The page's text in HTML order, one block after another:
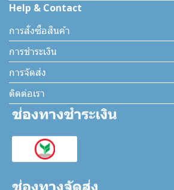
Help & Contact
การสั่งซื้อสินค้า
การชำระเงิน
การจัดส่ง
ติดต่อเรา